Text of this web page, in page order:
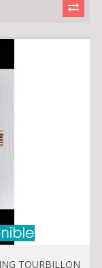
TOURBILLON